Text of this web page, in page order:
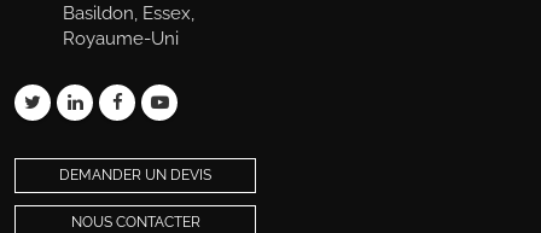
Basildon, Essex,
Royaume-Uni
DEMANDER UN DEVIS
NOUS CONTACTER